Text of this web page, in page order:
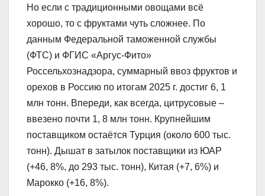
Но если с традиционными овощами всё
хорошо, то с фруктами чуть сложнее. По
данным Федеральной таможенной службы
(ФТС) и ФГИС «Аргус-Фито»
Россельхознадзора, суммарный ввоз фруктов и
орехов в Россию по итогам 2025 г. достиг 6, 1
млн тонн. Впереди, как всегда, цитрусовые –
ввезено почти 1, 8 млн тонн. Крупнейшим
поставщиком остаётся Турция (около 600 тыс.
тонн). Дышат в затылок поставщики из ЮАР
(+46, 8%, до 293 тыс. тонн), Китая (+7, 6%) и
Марокко (+16, 8%).